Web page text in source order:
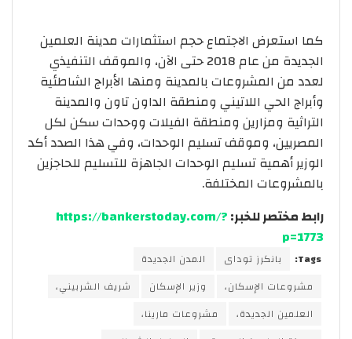
كما استعرض الاجتماع حجم استثمارات مدينة العلمين
الجديدة من عام 2018 حتى الآن، والموقف التنفيذي
لعدد من المشروعات بالمدينة ومنها الأبراج الشاطئية
وأبراج الحي اللاتيني ومنطقة الداون تاون والمدينة
التراثية ومزارين ومنطقة الفيلات ووحدات سكن لكل
المصريين، وموقف تسليم الوحدات، وفي هذا الصدد أكد
الوزير أهمية تسليم الوحدات الجاهزة للتسليم للحاجزين
بالمشروعات المختلفة.
رابط مختصر للخبر:https://bankerstoday.com/?
p=1773
Tags: بانكرز توداى
المدن الجديدة
مشروعات الإسكان،
وزير الإسكان
شريف الشربيني،
العلمين الجديدة،
مشروعات مارينا،